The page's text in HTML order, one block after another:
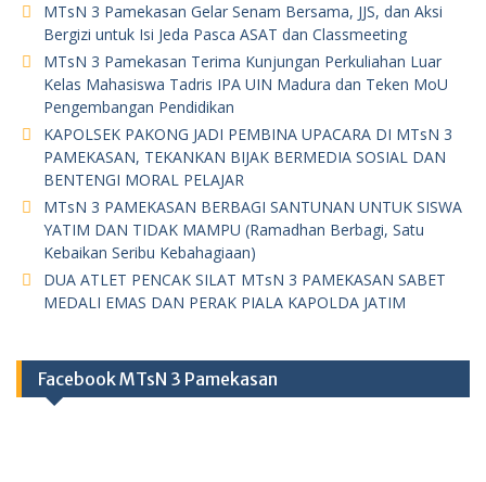
MTsN 3 Pamekasan Gelar Senam Bersama, JJS, dan Aksi
Bergizi untuk Isi Jeda Pasca ASAT dan Classmeeting
MTsN 3 Pamekasan Terima Kunjungan Perkuliahan Luar
Kelas Mahasiswa Tadris IPA UIN Madura dan Teken MoU
Pengembangan Pendidikan
KAPOLSEK PAKONG JADI PEMBINA UPACARA DI MTsN 3
PAMEKASAN, TEKANKAN BIJAK BERMEDIA SOSIAL DAN
BENTENGI MORAL PELAJAR
MTsN 3 PAMEKASAN BERBAGI SANTUNAN UNTUK SISWA
YATIM DAN TIDAK MAMPU (Ramadhan Berbagi, Satu
Kebaikan Seribu Kebahagiaan)
DUA ATLET PENCAK SILAT MTsN 3 PAMEKASAN SABET
MEDALI EMAS DAN PERAK PIALA KAPOLDA JATIM
Facebook MTsN 3 Pamekasan